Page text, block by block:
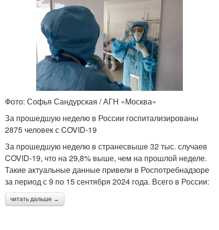
Фото: Софья Сандурская / АГН «Москва»
За прошедшую неделю в России госпитализированы
2875 человек с COVID-19
За прошедшую неделю в странесвыше 32 тыс. случаев
COVID-19, что на 29,8% выше, чем на прошлой неделе.
Такие актуальные данные привели в Роспотребнадзоре
за период с 9 по 15 сентября 2024 года. Всего в России:
читать дальше →